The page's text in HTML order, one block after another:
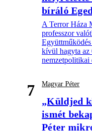
bíráló
A Terror Háza
professzor
kívül hagyta az
nemzetpolitikai
7 Magyar Péter
„Küldjed
ismét
Péter